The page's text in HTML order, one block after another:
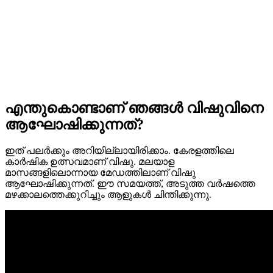
എന്തുകൊണ്ടാണ് ഞങ്ങൾ വിഷുവിനെ
ആഘോഷിക്കുന്നത്?
ഇത് പലർക്കും അറിയില്ലായിരിക്കാം. കേരളത്തിലെ
കാർഷിക ഉത്സവമാണ് വിഷു. മലയാള
മാസങ്ങളിലൊന്നായ മേഡത്തിലാണ് വിഷു
ആഘോഷിക്കുന്നത്. ഈ സമയത്ത്, അടുത്ത വർഷത്തെ
മഴക്കാലത്തെക്കുറിച്ചും ആളുകൾ ചിന്തിക്കുന്നു.